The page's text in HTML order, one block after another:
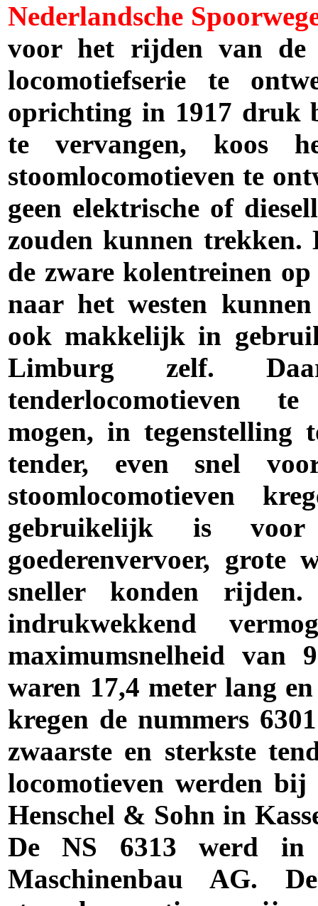
Nederlandsche
voor het rijden van de
locomotiefserie te
oprichting in 1917 druk
te vervangen, koos
stoomlocomotieven te
geen elektrische of
zouden kunnen trekken.
de zware kolentreinen
naar het westen
ook makkelijk in
Limburg zelf.
tenderlocomotieven
mogen, in tegenstelling
tender, even snel
stoomlocomotieven
gebruikelijk is voor
goederenvervoer, grote
sneller konden rijden.
indrukwekkend
maximumsnelheid van
waren 17,4 meter lang
kregen de nummers
zwaarste en sterkste
locomotieven werden
Henschel & Sohn in
De NS 6313 werd in
Maschinenbau AG.